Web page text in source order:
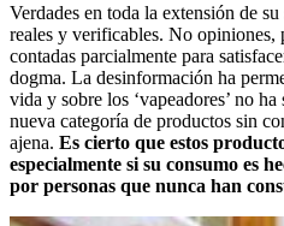
Verdades en toda la extensión de
reales y verificables. No opiniones,
contadas parcialmente para
dogma. La desinformación ha
vida y sobre los ‘vapeadores’ no
nueva categoría de productos sin
ajena. Es cierto que estos
especialmente si su consumo es
por personas que nunca han